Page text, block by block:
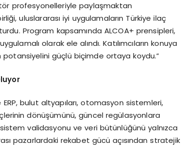
profesyonelleriyle paylaşmaktan
uluslararası iyi uygulamaların Türkiye ilaç
Program kapsamında ALCOA+ prensipleri,
olarak ele alındı. Katılımcıların konuya
potansiyelini güçlü biçimde ortaya koydu.”
bulut altyapıları, otomasyon sistemleri,
dönüşümünü, güncel regülasyonlara
validasyonu ve veri bütünlüğünü yalnızca
pazarlardaki rekabet gücü açısından stratejik